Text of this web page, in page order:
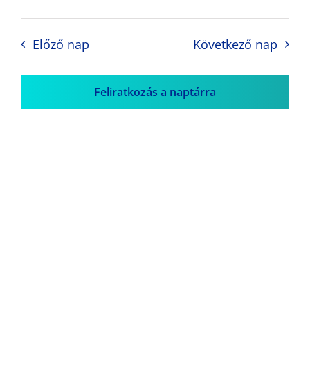
Előző nap Következő nap
Feliratkozás a naptárra